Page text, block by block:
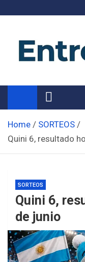
Noticias
Información de toda
Home
SORTEOS
Quini 6, resultado
SORTEOS
Quini 6,
de junio